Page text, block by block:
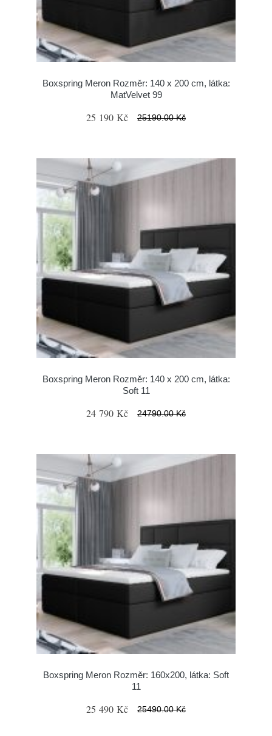
Boxspring Meron Rozměr: 140 x 200 cm, látka:
MatVelvet 99
25 190 Kč 25190.00 Kč
Boxspring Meron Rozměr: 140 x 200 cm, látka:
Soft 11
24 790 Kč 24790.00 Kč
Boxspring Meron Rozměr: 160x200, látka: Soft
11
25 490 Kč 25490.00 Kč